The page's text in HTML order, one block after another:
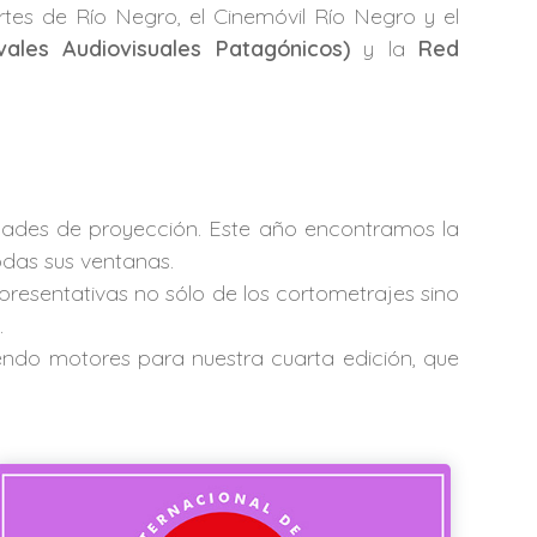
de Río Negro, el Cinemóvil Río Negro y el
Audiovisuales Patagónicos)y la Red
de proyección. Este año encontramos la
sus ventanas.
no sólo de los cortometrajes sino
motores para nuestra cuarta edición, que